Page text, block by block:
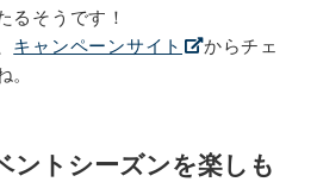
るそうです！
キャンペーンサイト
からチェ
。
ントシーズンを楽しも